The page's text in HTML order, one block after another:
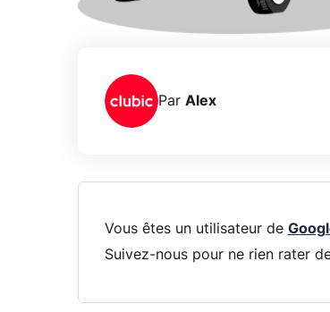
Par Alex
Vous êtes un utilisateur de
Suivez-nous pour ne rien rater